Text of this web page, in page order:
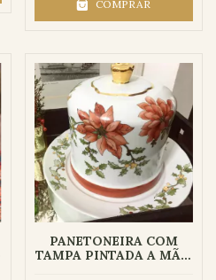
COMPRAR
PANETONEIRA COM
TAMPA PINTADA A MÃO